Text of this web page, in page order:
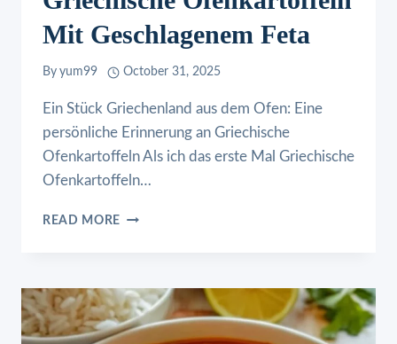
Mit Geschlagenem Feta
By yum99 October 31, 2025
Ein Stück Griechenland aus dem Ofen: Eine
persönliche Erinnerung an Griechische
Ofenkartoffeln Als ich das erste Mal Griechische
Ofenkartoffeln…
READ MORE GRIECHISCHE
FETA